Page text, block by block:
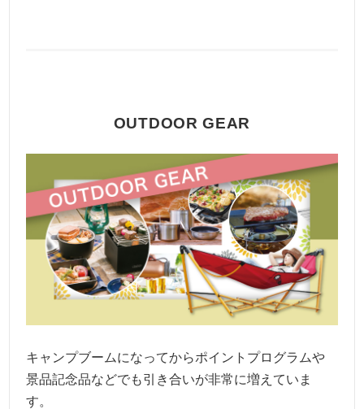
OUTDOOR GEAR
キャンプブームになってからポイントプログラムや
景品記念品などでも引き合いが非常に増えていま
す。